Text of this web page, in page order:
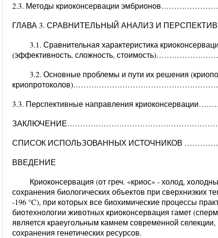
2.3. Методы криоконсервации
ГЛАВА 3. СРАВНИТЕЛЬНЫЙ АНАЛИЗ И
3.1. Сравнительная характеристика
(эффективность, сложность,
3.2. Основные проблемы и пути их решения
3.3. Перспективные направления
СПИСОК ИСПОЛЬЗОВАННЫХ ИСТОЧНИКОВ
ВВЕДЕНИЕ
Криоконсервация (от греч. «криос» - холод,
сохранения биологических объектов при сверхнизких
-196 °C), при которых все биохимические процессы
биотехнологии животных криоконсервация гамет
является краеугольным камнем современной
сохранения генетических ресурсов.